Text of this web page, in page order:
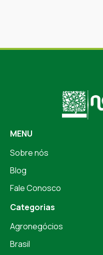
MENU
Sobre nós
Blog
Fale Conosco
Categorias
Agronegócios
Brasil